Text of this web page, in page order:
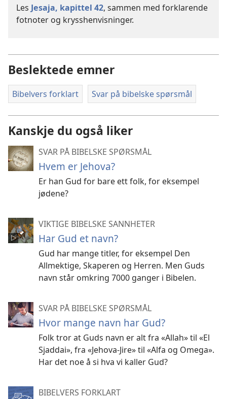
Les Jesaja, kapittel 42, sammen med forklarende
fotnoter og krysshenvisninger.
Beslektede emner
Bibelvers forklart Svar på bibelske spørsmål
Kanskje du også liker
SVAR PÅ BIBELSKE SPØRSMÅL
Hvem er Jehova?
Er han Gud for bare ett folk, for eksempel
jødene?
VIKTIGE BIBELSKE SANNHETER
Har Gud et navn?
Gud har mange titler, for eksempel Den
Allmektige, Skaperen og Herren. Men Guds
navn står omkring 7000 ganger i Bibelen.
SVAR PÅ BIBELSKE SPØRSMÅL
Hvor mange navn har Gud?
Folk tror at Guds navn er alt fra «Allah» til «El
Sjaddai», fra «Jehova-Jire» til «Alfa og Omega».
Har det noe å si hva vi kaller Gud?
BIBELVERS FORKLART